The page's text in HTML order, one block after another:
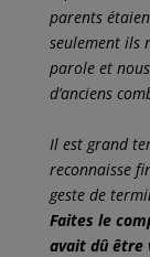
parents
seulement ils
parole et
d’anciens
Il est grand
reconnaisse
geste de
Faites le
avait dû être